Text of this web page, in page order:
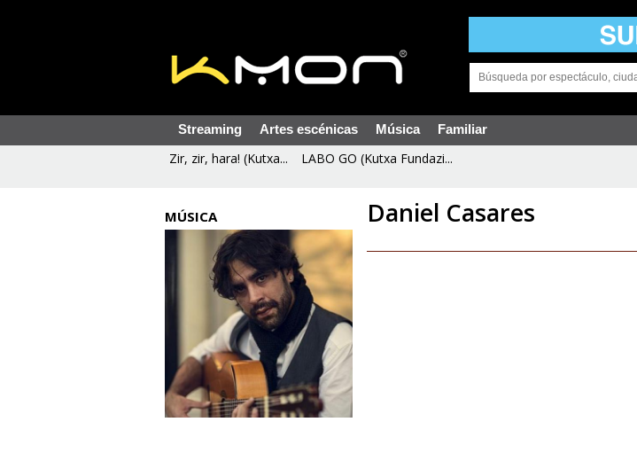
Streaming Artes escénicas Música Familiar
Zir, zir, hara! (Kutxa... LABO GO (Kutxa Fundazi...
MÚSICA Daniel Casares